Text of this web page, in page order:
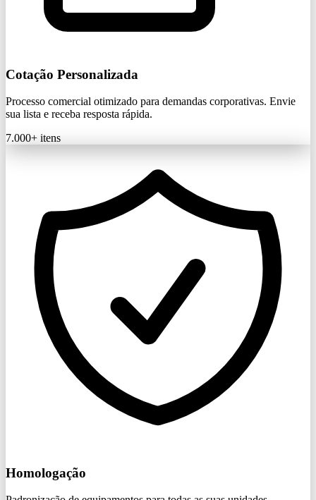
Cotação Personalizada
Processo comercial otimizado para demandas corporativas. Envie
sua lista e receba resposta rápida.
7.000+ itens
Homologação